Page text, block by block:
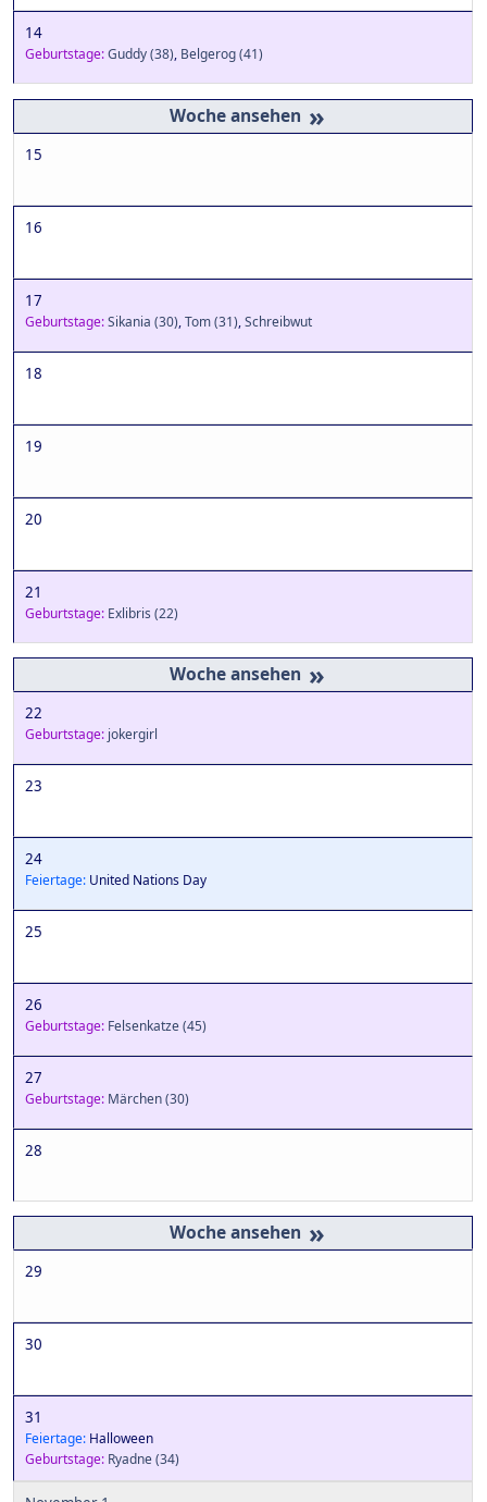
14
Geburtstage:Guddy(38), Belgerog(41)
»
15
16
17
Geburtstage:Sikania (30),Tom(31),Schreibwut
18
19
20
21
Geburtstage: Exlibris (22)
»
22
Geburtstage: jokergirl
23
24
Feiertage: United Nations Day
25
26
Geburtstage: Felsenkatze(45)
27
Geburtstage: Märchen(30)
28
»
29
30
31
Feiertage: Halloween
Geburtstage: Ryadne(34)